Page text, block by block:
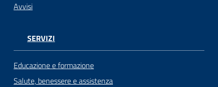
Avvisi
SERVIZI
Educazione e formazione
Salute, benessere e assistenza